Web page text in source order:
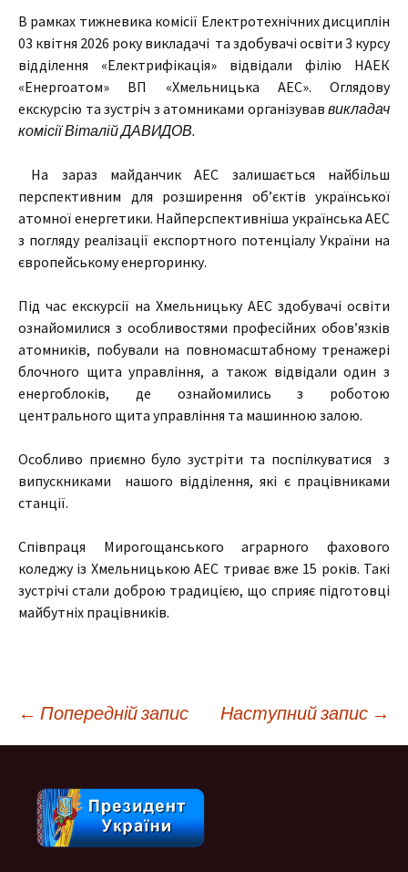
В рамках тижневика комісії Електротехнічних дисциплін
03 квітня 2026 року викладачі та здобувачі освіти 3 курсу
відділення «Електрифікація» відвідали філію НАЕК
«Енергоатом» ВП «Хмельницька АЕС». Оглядову
екскурсію та зустріч з атомниками організував викладач
комісії Віталій ДАВИДОВ.
На зараз майданчик АЕС залишається найбільш
перспективним для розширення об’єктів української
атомної енергетики. Найперспективніша українська АЕС
з погляду реалізації експортного потенціалу України на
європейському енергоринку.
Під час екскурсії на Хмельницьку АЕС здобувачі освіти
ознайомилися з особливостями професійних обов’язків
атомників, побували на повномасштабному тренажері
блочного щита управління, а також відвідали один з
енергоблоків, де ознайомились з роботою
центрального щита управління та машинною залою.
Особливо приємно було зустріти та поспілкуватися з
випускниками нашого відділення, які є працівниками
станції.
Співпраця Мирогощанського аграрного фахового
коледжу із Хмельницькою АЕС триває вже 15 років. Такі
зустрічі стали доброю традицією, що сприяє підготовці
майбутніх працівників.
Навігація
по
запису
← Попередній запис Наступний запис →